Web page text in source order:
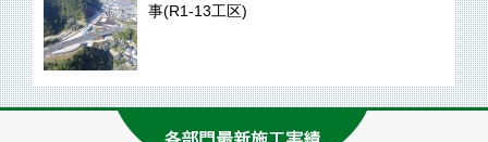
事(R1-13工区)